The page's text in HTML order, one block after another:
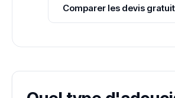
Comparer les devis